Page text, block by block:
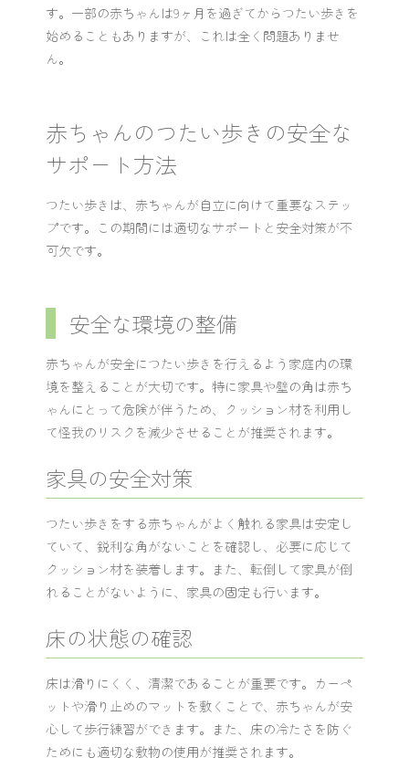
す。一部の赤ちゃんは9ヶ月を過ぎてからつたい歩きを
始めることもありますが、これは全く問題ありませ
ん。
赤ちゃんのつたい歩きの安全な
サポート方法
つたい歩きは、赤ちゃんが自立に向けて重要なステッ
プです。この期間には適切なサポートと安全対策が不
可欠です。
安全な環境の整備
赤ちゃんが安全につたい歩きを行えるよう家庭内の環
境を整えることが大切です。特に家具や壁の角は赤ち
ゃんにとって危険が伴うため、クッション材を利用し
て怪我のリスクを減少させることが推奨されます。
家具の安全対策
つたい歩きをする赤ちゃんがよく触れる家具は安定し
ていて、鋭利な角がないことを確認し、必要に応じて
クッション材を装着します。また、転倒して家具が倒
れることがないように、家具の固定も行います。
床の状態の確認
床は滑りにくく、清潔であることが重要です。カーペ
ットや滑り止めのマットを敷くことで、赤ちゃんが安
心して歩行練習ができます。また、床の冷たさを防ぐ
ためにも適切な敷物の使用が推奨されます。